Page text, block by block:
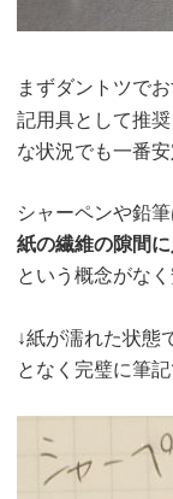
まずダントツで
記用具として推
な状況でも一番
シャーペンや鉛
紙の繊維の隙間
という概念がな
↓紙が濡れた状態
となく完璧に筆記